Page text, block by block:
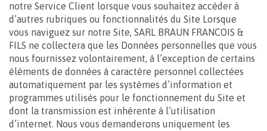
notre Service Client lorsque vous souhaitez accéder à
d’autres rubriques ou fonctionnalités du Site Lorsque
vous naviguez sur notre Site, SARL BRAUN FRANCOIS &
FILS ne collectera que les Données personnelles que vous
nous fournissez volontairement, à l’exception de certains
éléments de données à caractère personnel collectées
automatiquement par les systèmes d’information et
programmes utilisés pour le fonctionnement du Site et
dont la transmission est inhérente à l’utilisation
d’internet. Nous vous demanderons uniquement les